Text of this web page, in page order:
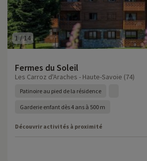
1 /14
Fermes du Soleil
Les Carroz d'Araches - Haute-Savoie (74)
Patinoire au pied de la résidence
Garderie enfant dès 4 ans à 500 m
Découvrir activités à proximité